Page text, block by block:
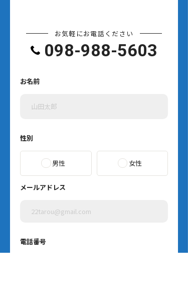
お気軽にお電話ください
098-988-5603
お名前
性別
男性 女性
メールアドレス
電話番号